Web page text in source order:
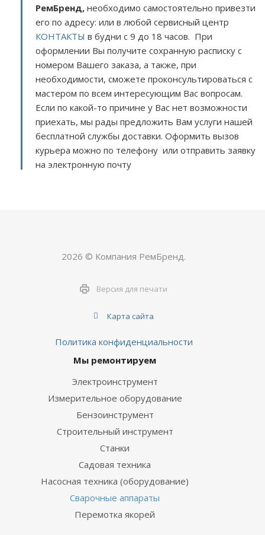
РемБренд, необходимо самостоятельно привезти
его по адресу: или в любой сервисный центр
КОНТАКТЫ в будни с 9 до 18 часов. При
оформлении Вы получите сохранную расписку с
номером Вашего заказа, а также, при
необходимости, сможете проконсультироваться с
мастером по всем интересующим Вас вопросам.
Если по какой-то причине у Вас нет возможности
приехать, мы рады предложить Вам услуги нашей
бесплатной службы доставки. Оформить вызов
курьера можно по телефону или отправить заявку
на электронную почту
2026 © Компания РемБренд.
Версия для печати
Карта сайта
Политика конфиденциальности
Мы ремонтируем
Электроинструмент
Измерительное оборудование
Бензоинструмент
Строительный инструмент
Станки
Садовая техника
Насосная техника (оборудование)
Сварочные аппараты
Перемотка якорей